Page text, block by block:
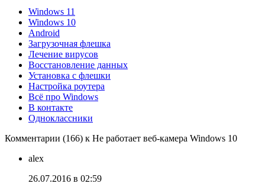
Windows 11
Windows 10
Android
Загрузочная флешка
Лечение вирусов
Восстановление данных
Установка с флешки
Настройка роутера
Всё про Windows
В контакте
Одноклассники
Комментарии (166) к Не работает веб-камера Windows 10
alex
26.07.2016 в 02:59